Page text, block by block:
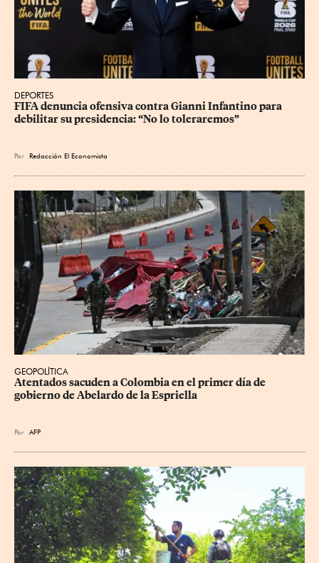
DEPORTES
FIFA denuncia ofensiva contra Gianni Infantino para
debilitar su presidencia: “No lo toleraremos”
Por Redacción El Economista
GEOPOLÍTICA
Atentados sacuden a Colombia en el primer día de
gobierno de Abelardo de la Espriella
Por AFP